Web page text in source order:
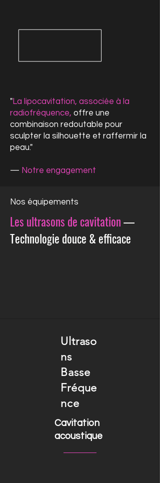
"La lipocavitation, associée à la
radiofréquence, offre une
combinaison redoutable pour
sculpter la silhouette et raffermir la
peau."
— Notre engagement
Nos équipements
Les ultrasons de cavitation—
Technologie douce & efficace
Ultraso
ns
Basse
Fréque
nce
Cavitation
acoustique